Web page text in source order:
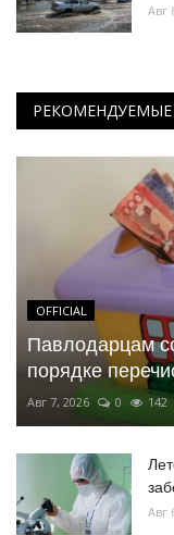
Авг
OFFICIAL
Павлодарцам
порядке
Авг 7, 2026 0 142
Авг